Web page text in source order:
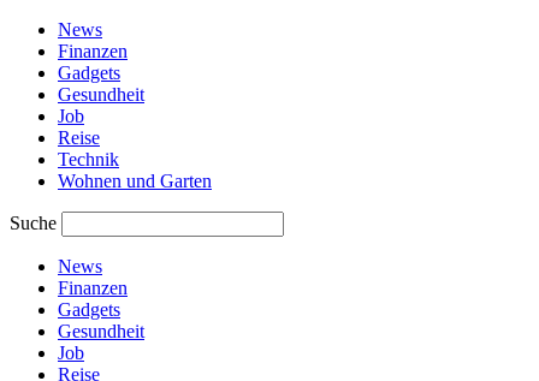
News
Finanzen
Gadgets
Gesundheit
Job
Reise
Technik
Wohnen und Garten
Suche
News
Finanzen
Gadgets
Gesundheit
Job
Reise